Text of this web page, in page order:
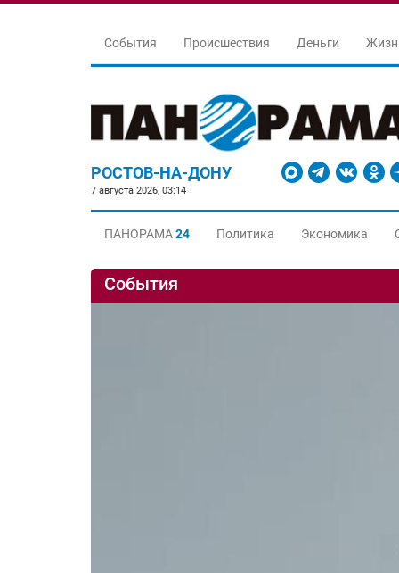
События Происшествия Деньги
РОСТОВ-НА-ДОНУ
7 августа 2026, 03:14
ПАНОРАМА24 Политика Экономика
События